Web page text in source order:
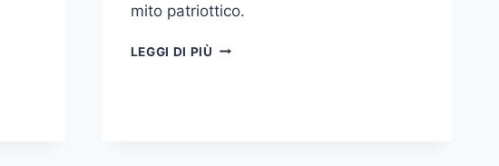
mito patriottico.
LEGGI DI PIÙ LEGNANO